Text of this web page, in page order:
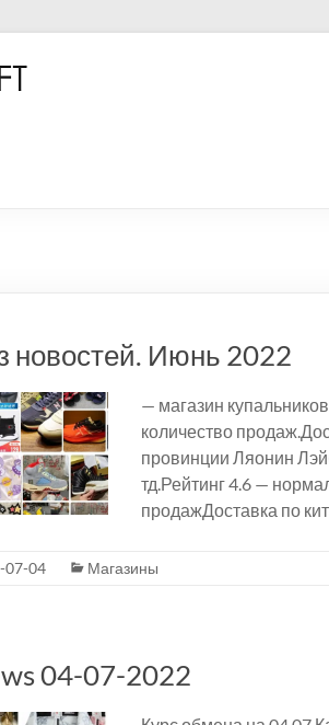
новостей. Июнь 2022​
— магазин
количество
провинции Ляонин
тд.Рейтинг 4.6 —
продажДоставка по
07-04 Магазины
04-07-2022